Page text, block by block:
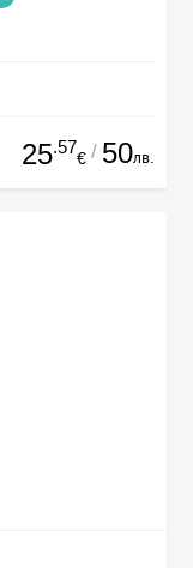
25.57
€ / 50лв.